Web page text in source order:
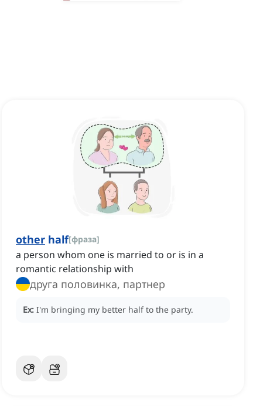
other half[фраза]
a person whom one is married to or is in a
romantic relationship with
друга половинка, партнер
Ex: I'm bringing my better half to the party.